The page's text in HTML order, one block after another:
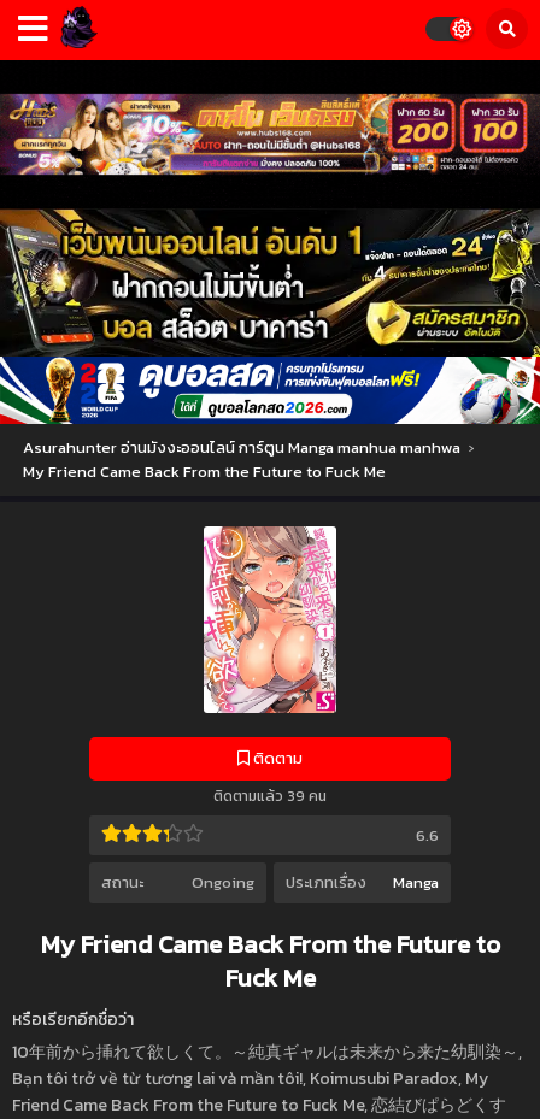
Asurahunter อ่านมังงะออนไลน์ การ์ตูน Manga manhua manhwa ›
My Friend Came Back From the Future to Fuck Me
ติดตาม
ติดตามแล้ว 39 คน
6.6
สถานะ Ongoing ประเภทเรื่อง Manga
My Friend Came Back From the Future to
Fuck Me
หรือเรียกอีกชื่อว่า
10年前から挿れて欲しくて。～純真ギャルは未来から来た幼馴染～,
Bạn tôi trở về từ tương lai và mần tôi!, Koimusubi Paradox, My
Friend Came Back From the Future to Fuck Me, 恋結びぱらどくす